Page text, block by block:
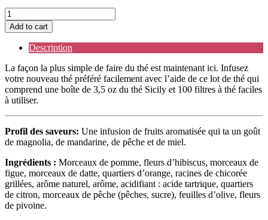
Lot
de
thés
Sicile
quantity
Add to cart
Description
La façon la plus simple de faire du thé est maintenant ici. Infusez
votre nouveau thé préféré facilement avec l’aide de ce lot de thé qui
comprend une boîte de 3,5 oz du thé Sicily et 100 filtres à thé faciles
à utiliser.
Profil des saveurs: Une infusion de fruits aromatisée qui ta un goût
de magnolia, de mandarine, de pêche et de miel.
Ingrédients : Morceaux de pomme, fleurs d’hibiscus, morceaux de
figue, morceaux de datte, quartiers d’orange, racines de chicorée
grillées, arôme naturel, arôme, acidifiant : acide tartrique, quartiers
de citron, morceaux de pêche (pêches, sucre), feuilles d’olive, fleurs
de pivoine.